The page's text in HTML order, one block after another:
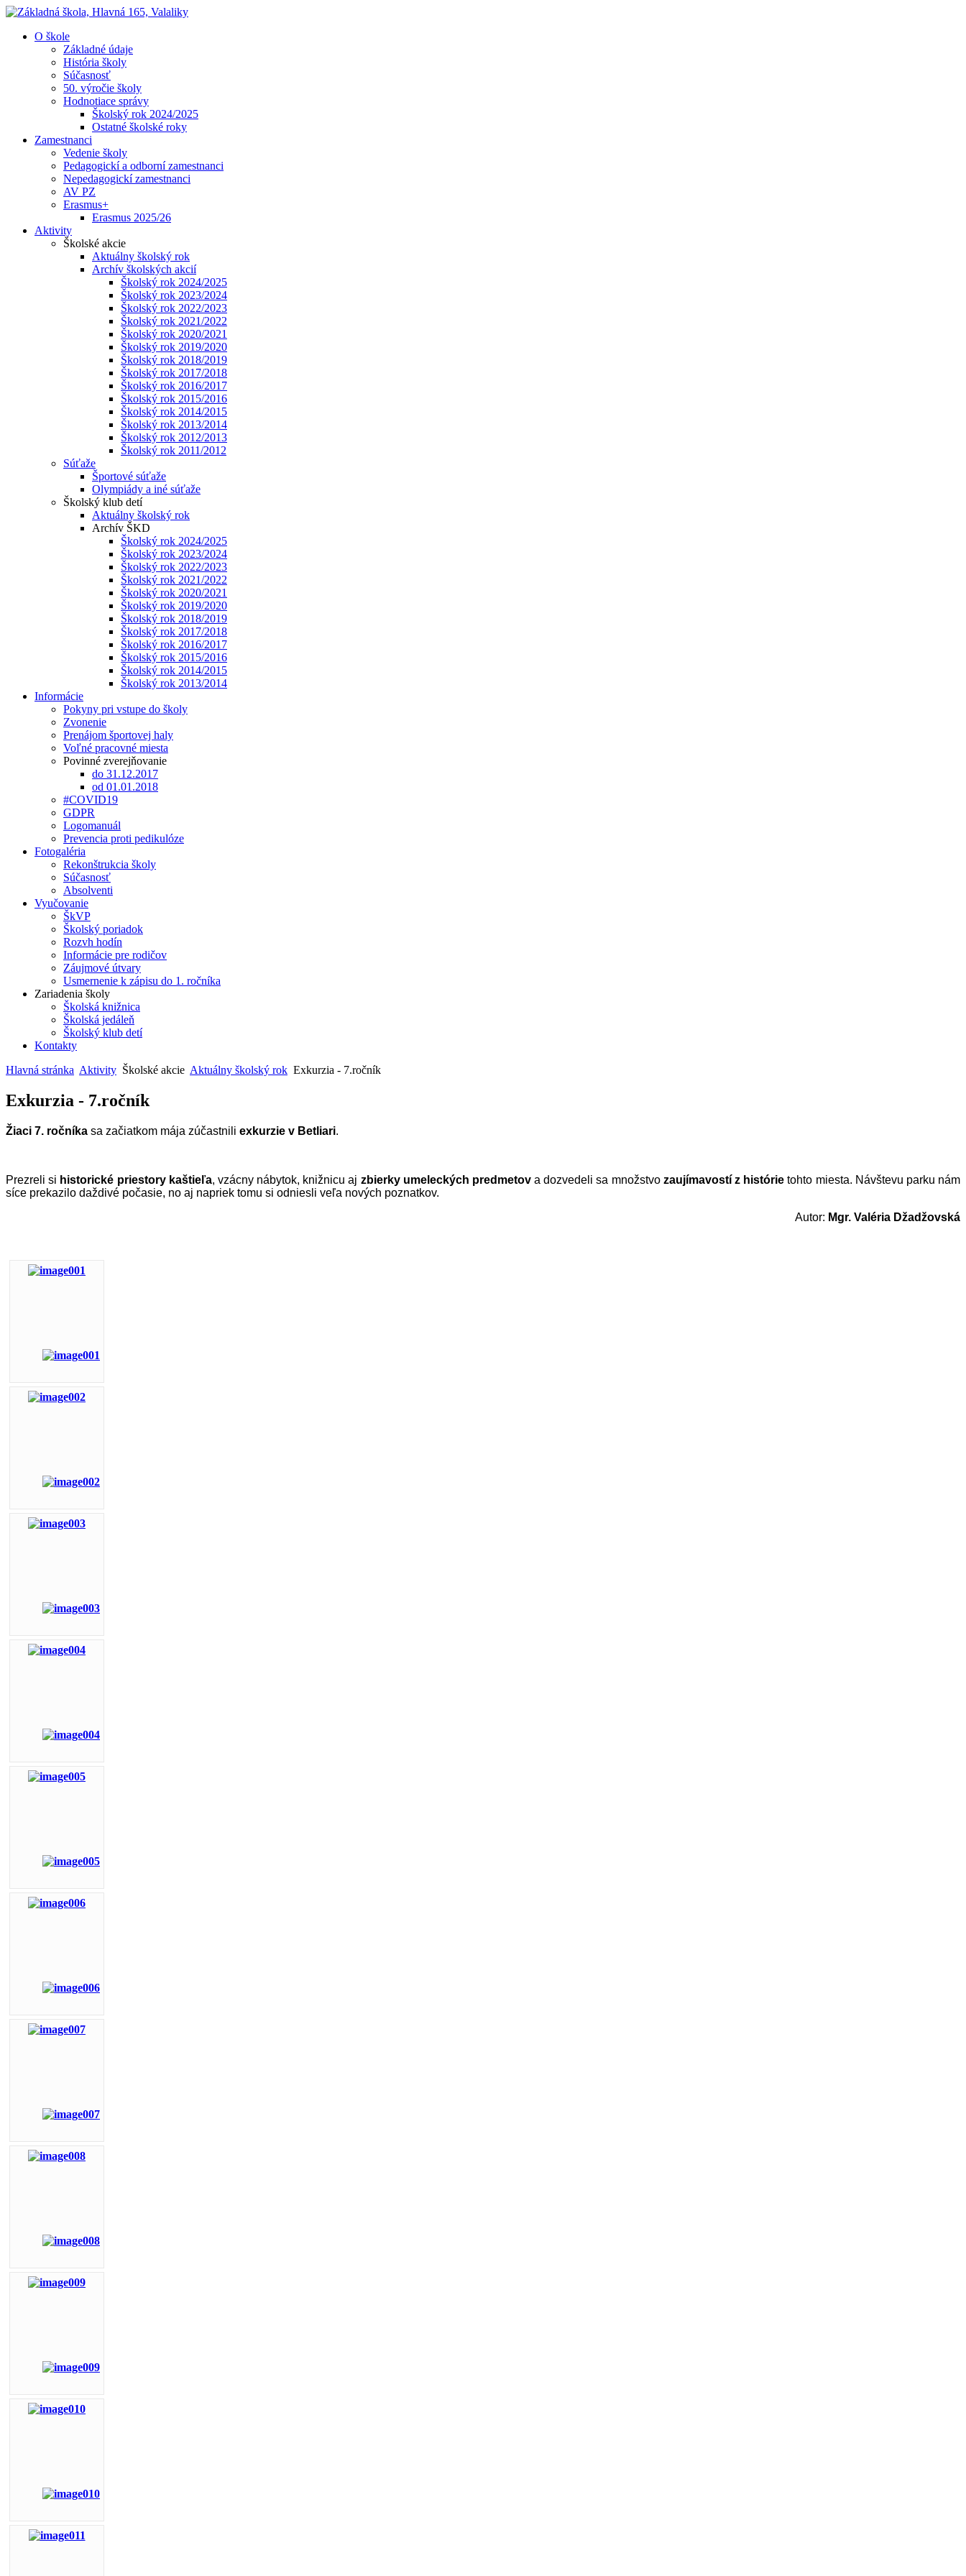
O škole
Základné údaje
História školy
Súčasnosť
50. výročie školy
Hodnotiace správy
Školský rok 2024/2025
Ostatné školské roky
Zamestnanci
Vedenie školy
Pedagogickí a odborní zamestnanci
Nepedagogickí zamestnanci
AV PZ
Erasmus+
Erasmus 2025/26
Aktivity
Školské akcie
Aktuálny školský rok
Archív školských akcií
Školský rok 2024/2025
Školský rok 2023/2024
Školský rok 2022/2023
Školský rok 2021/2022
Školský rok 2020/2021
Školský rok 2019/2020
Školský rok 2018/2019
Školský rok 2017/2018
Školský rok 2016/2017
Školský rok 2015/2016
Školský rok 2014/2015
Školský rok 2013/2014
Školský rok 2012/2013
Školský rok 2011/2012
Súťaže
Športové súťaže
Olympiády a iné súťaže
Školský klub detí
Aktuálny školský rok
Archív ŠKD
Školský rok 2024/2025
Školský rok 2023/2024
Školský rok 2022/2023
Školský rok 2021/2022
Školský rok 2020/2021
Školský rok 2019/2020
Školský rok 2018/2019
Školský rok 2017/2018
Školský rok 2016/2017
Školský rok 2015/2016
Školský rok 2014/2015
Školský rok 2013/2014
Informácie
Pokyny pri vstupe do školy
Zvonenie
Prenájom športovej haly
Voľné pracovné miesta
Povinné zverejňovanie
do 31.12.2017
od 01.01.2018
#COVID19
GDPR
Logomanuál
Prevencia proti pedikulóze
Fotogaléria
Rekonštrukcia školy
Súčasnosť
Absolventi
Vyučovanie
ŠkVP
Školský poriadok
Rozvh hodín
Informácie pre rodičov
Záujmové útvary
Usmernenie k zápisu do 1. ročníka
Zariadenia školy
Školská knižnica
Školská jedáleň
Školský klub detí
Kontakty
Hlavná stránka Aktivity Školské akcie Aktuálny školský rok Exkurzia - 7.ročník
Exkurzia - 7.ročník
Žiaci 7. ročníka sa začiatkom mája zúčastnili exkurzie v Betliari.
Prezreli si historické priestory kaštieľa, vzácny nábytok, knižnicu aj zbierky umeleckých predmetova dozvedeli sa množstvo zaujímavostí z histórie tohto miesta. Návštevu parku nám
síce prekazilo daždivé počasie, no aj napriek tomu si odniesli veľa nových poznatkov.
Autor: Mgr. Valéria Džadžovská